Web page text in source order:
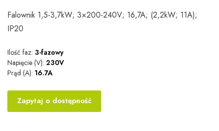
Falownik 1,5-3,7kW; 3×200-240V; 16,7A; (2,2kW; 11A);
IP20
Ilość faz: 3-fazowy
Napięcie (V): 230V
Prąd (A): 16.7A
Zapytaj o dostępność